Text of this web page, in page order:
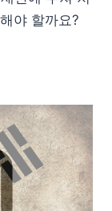
야 할까요?